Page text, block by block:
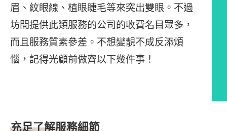
眉、紋眼線、植眼睫毛等來突出雙眼。不過
坊間提供此類服務的公司的收費名目眾多，
而且服務質素參差。不想變靚不成反添煩
惱，記得光顧前做齊以下幾件事！
充足了解服務細節